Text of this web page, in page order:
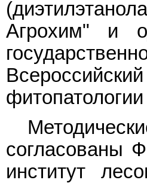
Агрохим" и
согласованы
институт